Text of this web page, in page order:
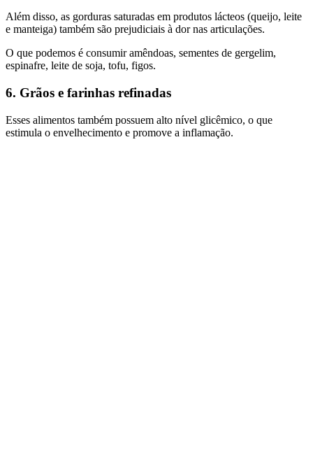
Além disso, as gorduras saturadas em produtos lácteos (queijo, leite
e manteiga) também são prejudiciais à dor nas articulações.
O que podemos é consumir amêndoas, sementes de gergelim,
espinafre, leite de soja, tofu, figos.
6. Grãos e farinhas refinadas
Esses alimentos também possuem alto nível glicêmico, o que
estimula o envelhecimento e promove a inflamação.